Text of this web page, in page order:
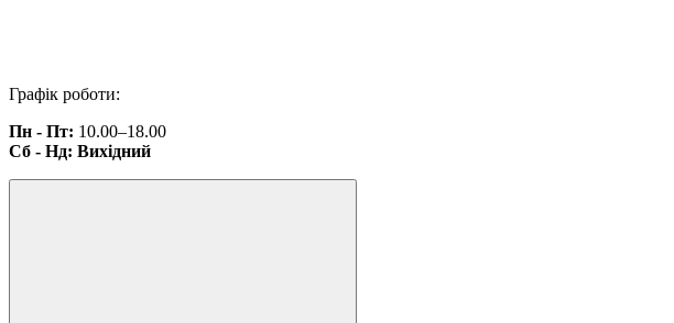
Графік роботи:
Пн - Пт: 10.00–18.00
Сб - Нд: Вихідний